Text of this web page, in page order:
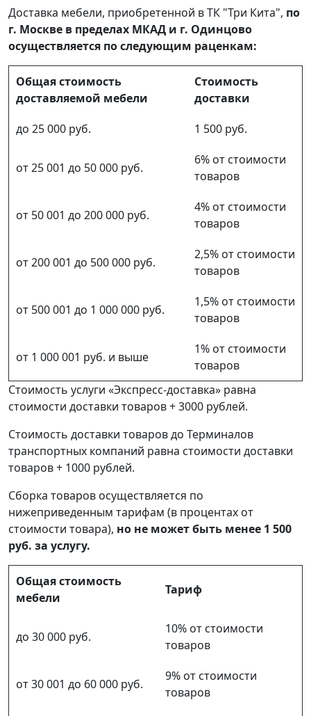
Доставка мебели, приобретенной в ТК "Три Кита", по
г. Москве в пределах МКАД и г. Одинцово
осуществляется по следующим раценкам:
Общая стоимость
доставляемой мебели
Стоимость
доставки
до 25 000 руб.
1 500 руб.
от 25 001 до 50 000 руб.
6% от стоимости
товаров
от 50 001 до 200 000 руб.
4% от стоимости
товаров
от 200 001 до 500 000 руб.
2,5% от стоимости
товаров
от 500 001 до 1 000 000 руб.
1,5% от стоимости
товаров
от 1 000 001 руб. и выше
1% от стоимости
товаров
Стоимость услуги «Экспресс-доставка» равна
стоимости доставки товаров + 3000 рублей.
Стоимость доставки товаров до Терминалов
транспортных компаний равна стоимости доставки
товаров + 1000 рублей.
Сборка товаров осуществляется по
нижеприведенным тарифам (в процентах от
стоимости товара), но не может быть менее 1 500
руб. за услугу.
Общая стоимость
мебели
Тариф
до 30 000 руб.
10% от стоимости
товаров
от 30 001 до 60 000 руб.
9% от стоимости
товаров